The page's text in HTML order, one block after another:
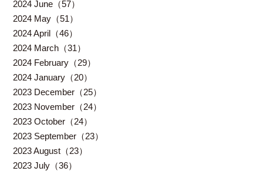
2024 June（57）
2024 May（51）
2024 April（46）
2024 March（31）
2024 February（29）
2024 January（20）
2023 December（25）
2023 November（24）
2023 October（24）
2023 September（23）
2023 August（23）
2023 July（36）